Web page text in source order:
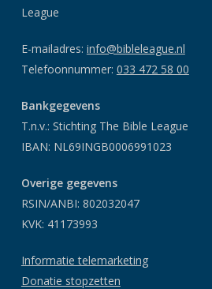
League
E-mailadres: info@bibleleague.nl
Telefoonnummer: 033 472 58 00
Bankgegevens
T.n.v.: Stichting The Bible League
IBAN: NL69INGB0006991023
Overige gegevens
RSIN/ANBI: 802032047
KVK: 41173993
Informatie telemarketing
Donatie stopzetten